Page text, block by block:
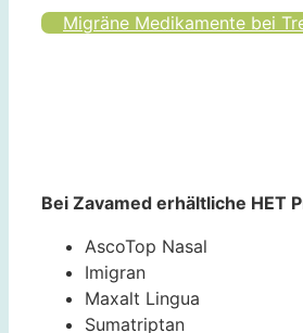
Migräne Medikamente bei
Bei Zavamed erhältliche HET
AscoTop Nasal
Imigran
Maxalt Lingua
Sumatriptan